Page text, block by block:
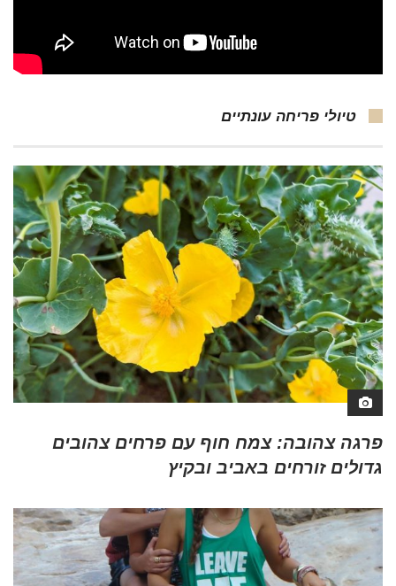
טיולי פריחה עונתיים
פרגה צהובה: צמח חוף עם פרחים צהובים
גדולים זורחים באביב ובקיץ